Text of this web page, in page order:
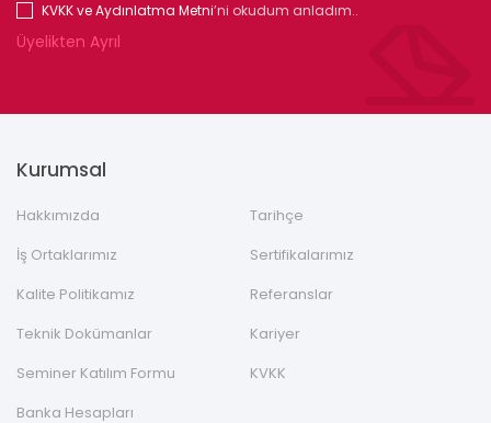
KVKK ve Aydınlatma Metni’ni okudum anladım..
Üyelikten Ayrıl
Kurumsal
Hakkımızda
Tarihçe
İş Ortaklarımız
Sertifikalarımız
Kalite Politikamız
Referanslar
Teknik Dokümanlar
Kariyer
Seminer Katılım Formu
KVKK
Banka Hesapları